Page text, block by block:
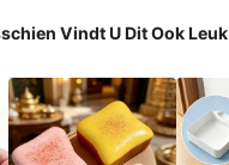
Vindt U Dit Ook Leuk